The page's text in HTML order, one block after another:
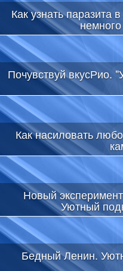
Как узнать паразита
Почувствуй вкусРио.
Как насиловать
Новый
Уютный
Бедный Ленин.